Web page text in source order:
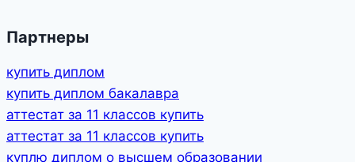
Партнеры
купить диплом
купить диплом бакалавра
аттестат за 11 классов купить
аттестат за 11 классов купить
куплю диплом о высшем образовании